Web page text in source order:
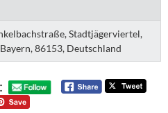
Stadtjägerviertel,
86153, Deutschland